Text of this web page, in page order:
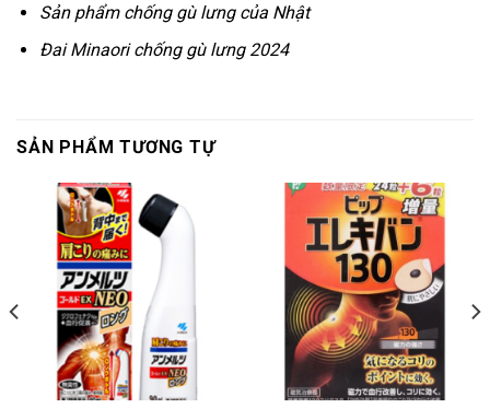
Sản phẩm chống gù lưng của Nhật
Đai Minaori chống gù lưng 2024
SẢN PHẨM TƯƠNG TỰ